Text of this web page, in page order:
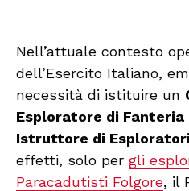
Nell’attuale contesto
dell’Esercito Italiano,
necessità di istituire un
Esploratore di Fanteria
Istruttore di
effetti, solo per gli
Paracadutisti Folgore, il